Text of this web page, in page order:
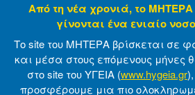
© 2007-2021 MITERA S.A
Από τη νέα χρονιά, το ΜΗΤΕΡΑ
γίνονται ένα ενιαίο
Το site του ΜΗΤΕΡΑ βρίσκεται σε
και μέσα στους επόμενους μήνες
στο site του ΥΓΕΙΑ (www.hygeia.gr
προσφέρουμε μια πιο